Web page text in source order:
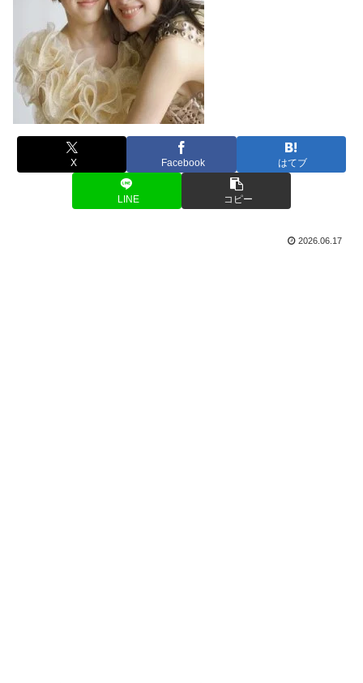
X Facebook はてブ
LINE コピー
2026.06.17